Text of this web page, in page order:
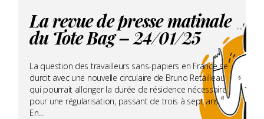
La revue de presse matinale
du Tote Bag – 24/01/25
La question des travailleurs sans-papiers en France se
durcit avec une nouvelle circulaire de Bruno Retailleau
qui pourrait allonger la durée de résidence nécessaire
pour une régularisation, passant de trois à sept ans.
En...